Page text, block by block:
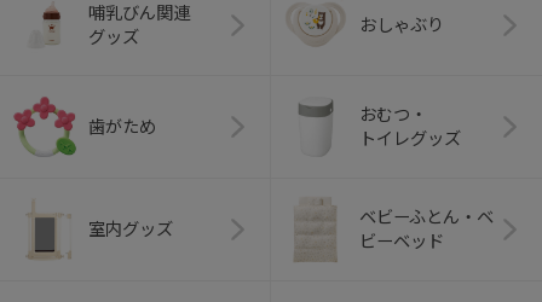
哺乳びん関連
グッズ
おしゃぶり
歯がため
おむつ・
トイレグッズ
室内グッズ
ベビーふとん・ベ
ビーベッド